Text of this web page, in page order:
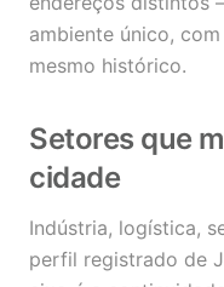
ambiente único,
mesmo histórico.
Setores que
cidade
Indústria, logística,
perfil registrado de